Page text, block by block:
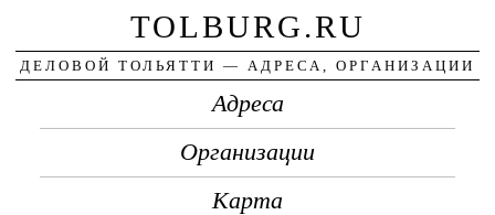
TOLBURG.RU
ДЕЛОВОЙ ТОЛЬЯТТИ — АДРЕСА, ОРГАНИЗАЦИИ
Адреса
Организации
Карта